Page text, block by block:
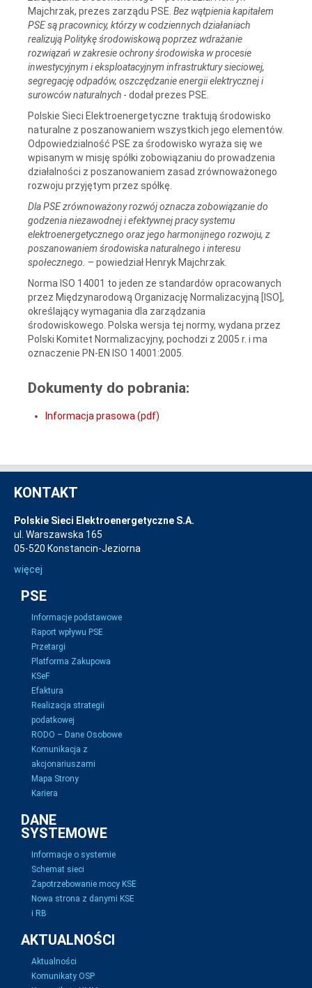
Majchrzak, prezes zarządu PSE. Bez wątpienia kapitałem
PSE są pracownicy, którzy w codziennych działaniach
realizują Politykę środowiskową poprzez wdrażanie
rozwiązań w zakresie ochrony środowiska w procesie
inwestycyjnym i eksploatacyjnym infrastruktury sieciowej,
segregację odpadów, oszczędzanie energii elektrycznej i
surowców naturalnych - dodał prezes PSE.
Polskie Sieci Elektroenergetyczne traktują środowisko
naturalne z poszanowaniem wszystkich jego elementów.
Odpowiedzialność PSE za środowisko wyraża się we
wpisanym w misję spółki zobowiązaniu do prowadzenia
działalności z poszanowaniem zasad zrównoważonego
rozwoju przyjętym przez spółkę.
Dla PSE zrównoważony rozwój oznacza zobowiązanie do
godzenia niezawodnej i efektywnej pracy systemu
elektroenergetycznego oraz jego harmonijnego rozwoju, z
poszanowaniem środowiska naturalnego i interesu
społecznego. – powiedział Henryk Majchrzak.
Norma ISO 14001 to jeden ze standardów opracowanych
przez Międzynarodową Organizację Normalizacyjną [ISO],
określający wymagania dla zarządzania
środowiskowego. Polska wersja tej normy, wydana przez
Polski Komitet Normalizacyjny, pochodzi z 2005 r. i ma
oznaczenie PN-EN ISO 14001:2005.
Dokumenty do pobrania:
Informacja prasowa (pdf)
KONTAKT
Polskie Sieci Elektroenergetyczne S.A.
ul. Warszawska 165
05-520 Konstancin-Jeziorna
więcej
PSE
Informacje podstawowe
Raport wpływu PSE
Przetargi
Platforma Zakupowa
KSeF
Efaktura
Realizacja strategii
podatkowej
RODO – Dane Osobowe
Komunikacja z
akcjonariuszami
Mapa Strony
Kariera
DANE
SYSTEMOWE
Informacje o systemie
Schemat sieci
Zapotrzebowanie mocy KSE
Nowa strona z danymi KSE
i RB
AKTUALNOŚCI
Aktualności
Komunikaty OSP